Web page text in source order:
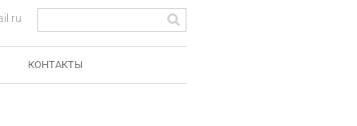
КОНТАКТЫ